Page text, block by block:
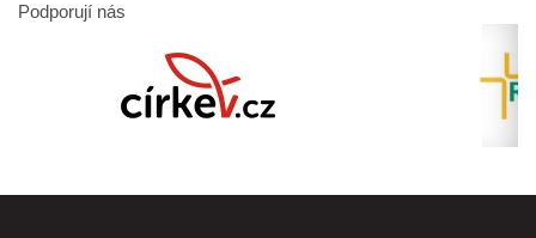
Podporují nás